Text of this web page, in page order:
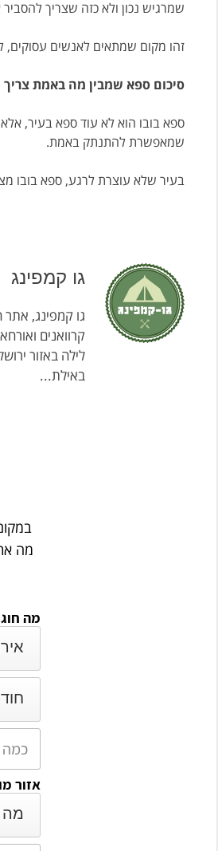
שמרגיש נכון ולא כזה שצריך להסביר
זהו מקום שמתאים לאנשים עסוקים,
סיכום ספא שמבין מה באמת צריך
ספא בובו הוא לא עוד ספא בעיר,
שמאפשרת להתנתק באמת.
בעיר שלא עוצרת לרגע, ספא בובו
גו קמפינג
גו קמפינג, אתר
קרוואנים
לילה באזור
באילת...
מה
מה
אזור
מה